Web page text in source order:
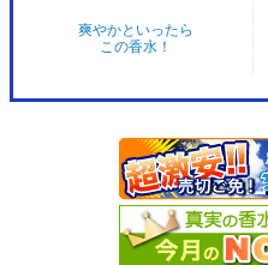
爽やかといったら
この香水！